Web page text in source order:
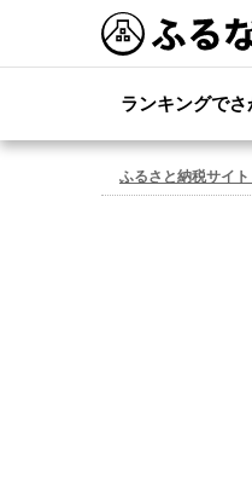
ランキングでさ
ふるさと納税サイト